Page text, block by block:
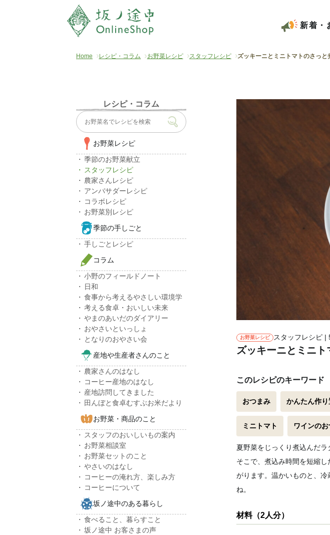
新着・
Home レシピ・コラム お野菜レシピ スタッフレシピ ズッキーニとミニトマトのさっと
お野菜レシピ スタッフレシピ |
ズッキーニとミニ
このレシピのキーワード
おつまみ かんたん作り
ミニトマト ワインの
夏野菜をじっくり煮込んだ
そこで、煮込み時間を短縮
がります。温かいものと、
ね。
材料（2人分）
レシピ・コラム
お野菜レシピ
季節のお野菜献立
スタッフレシピ
農家さんレシピ
アンバサダーレシピ
コラボレシピ
お野菜別レシピ
季節の手しごと
手しごとレシピ
コラム
小野のフィールドノート
日和
食事から考えるやさしい環境学
考える食卓・おいしい未来
やまのあいだのダイアリー
おやさいといっしょ
となりのおやさい会
産地や生産者さんのこと
農家さんのはなし
コーヒー産地のはなし
産地訪問してきました
田んぼと食卓むすぶお米だより
お野菜・商品のこと
スタッフのおいしいもの案内
お野菜相談室
お野菜セットのこと
やさいのはなし
コーヒーの淹れ方、楽しみ方
コーヒーについて
坂ノ途中のある暮らし
食べること、暮らすこと
坂ノ途中 お客さまの声